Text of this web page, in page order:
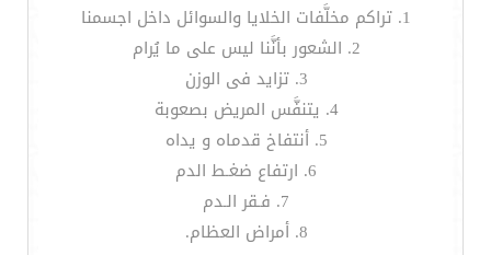
1. تراكم مخلَّفات الخلايا والسوائل داخل اجسمنا
2. الشعور بأنَّنا ليس على ما يُرام
3. تزايد فى الوزن
4. يتنفَّس المريض بصعوبة
5. أنتفاخ قدماه و يداه
6. ارتفاع ضغـط الدم
7. فـقر الـدم
8. أمراض العظام.